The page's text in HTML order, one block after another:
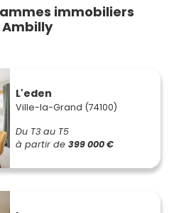
immobiliers
L'eden
Ville-la-Grand (74100)
Du T3 au T5
à partir de 399 000 €